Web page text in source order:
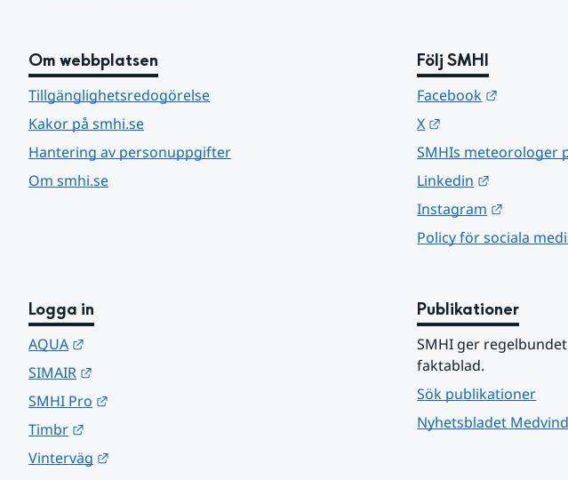
Om webbplatsen
Tillgänglighetsredogörelse
Kakor på smhi.se
Hantering av personuppgifter
Om smhi.se
Följ SMHI
Facebook
X
SMHIs meteorologer
Linkedin
Instagram
Policy för sociala
Logga in
AQUA
SIMAIR
SMHI Pro
Timbr
Vinterväg
Publikationer
SMHI ger
faktablad.
Sök publikationer
Nyhetsbladet Medvind